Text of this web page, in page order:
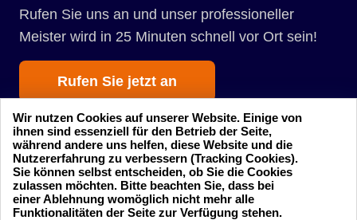
Rufen Sie uns an und unser professioneller
Meister wird in 25 Minuten schnell vor Ort sein!
Rufen Sie jetzt an
Startseite Einsatzgebiete
24 Stunden am Tag
Wir nutzen Cookies auf unserer Website. Einige von
ihnen sind essenziell für den Betrieb der Seite,
während andere uns helfen, diese Website und die
Nutzererfahrung zu verbessern (Tracking Cookies).
Sie können selbst entscheiden, ob Sie die Cookies
zulassen möchten. Bitte beachten Sie, dass bei
einer Ablehnung womöglich nicht mehr alle
Funktionalitäten der Seite zur Verfügung stehen.